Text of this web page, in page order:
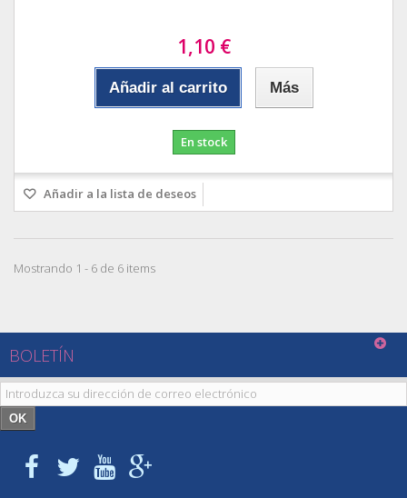
1,10 €
Añadir al carrito Más
En stock
Añadir a la lista de deseos
Mostrando 1 - 6 de 6 items
BOLETÍN
OK